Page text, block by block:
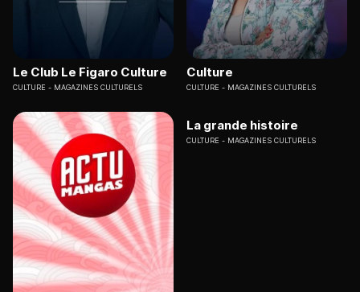
Le Club Le Figaro Culture
CULTURE MAGAZINES CULTURELS
Culture
CULTURE MAGAZINES CULTURELS
La grande histoire
CULTURE MAGAZINES CULTURELS